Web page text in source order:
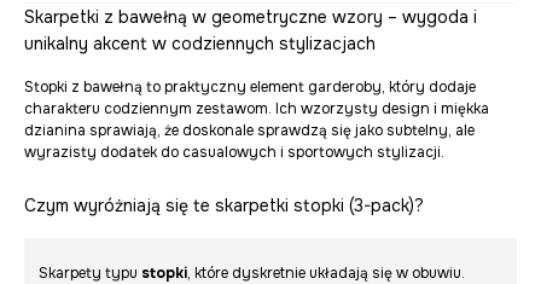
Skarpetki z bawełną w geometryczne wzory – wygoda i
unikalny akcent w codziennych stylizacjach
Stopki z bawełną to praktyczny element garderoby, który dodaje
charakteru codziennym zestawom. Ich wzorzysty design i miękka
dzianina sprawiają, że doskonale sprawdzą się jako subtelny, ale
wyrazisty dodatek do casualowych i sportowych stylizacji.
Czym wyróżniają się te skarpetki stopki (3-pack)?
Skarpety typu stopki, które dyskretnie układają się w obuwiu.